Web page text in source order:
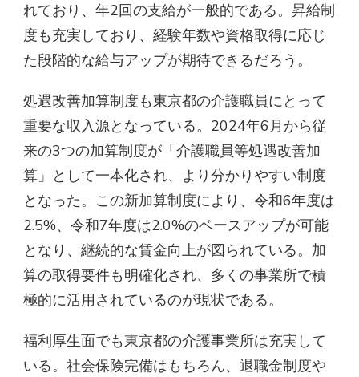
れており、年2回の支給が一般的である。昇給制
度も充実しており、経験年数や資格取得に応じ
た段階的な給与アップが期待できるだろう。
処遇改善加算制度も東京都の介護職員にとって
重要な収入源となっている。2024年6月から従
来の3つの加算制度が「介護職員等処遇改善加
算」として一本化され、より分かりやすい制度
となった。この新加算制度により、令和6年度は
2.5%、令和7年度は2.0%のベースアップが可能
となり、継続的な賃金向上が図られている。加
算の取得要件も明確化され、多くの事業所で積
極的に活用されているのが現状である。
福利厚生面でも東京都の介護事業所は充実して
いる。社会保険完備はもちろん、退職金制度や